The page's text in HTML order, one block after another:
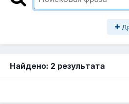
Найдено: 2 результата